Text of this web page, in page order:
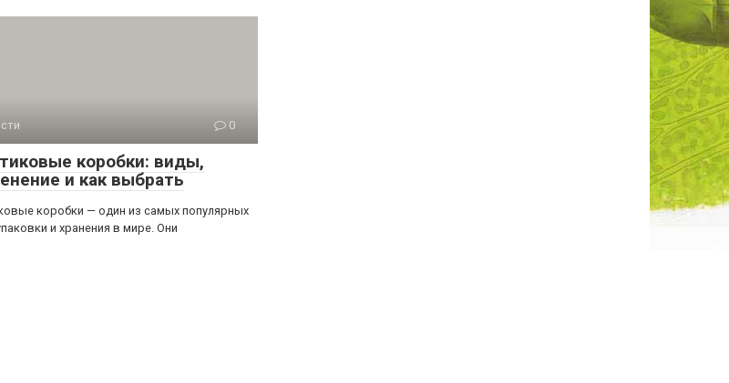
0
коробки: виды,
и как выбрать
коробки — один из самых популярных
и хранения в мире. Они